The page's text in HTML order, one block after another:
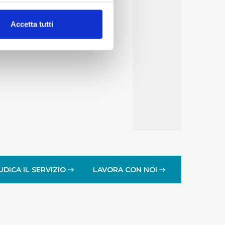
(impronte
Accetta tutti
IL SERVIZIO LAVORA CON NOI